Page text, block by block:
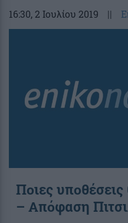
16:30, 2 Ιουλίου 2019 ||
Ποιες
– Απόφαση